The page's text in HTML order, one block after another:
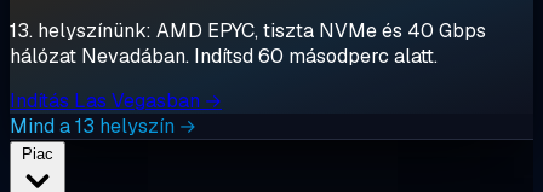
13. helyszínünk: AMD EPYC, tiszta NVMe és 40 Gbps
hálózat Nevadában. Indítsd 60 másodperc alatt.
Indítás Las Vegasban →
Mind a 13 helyszín →